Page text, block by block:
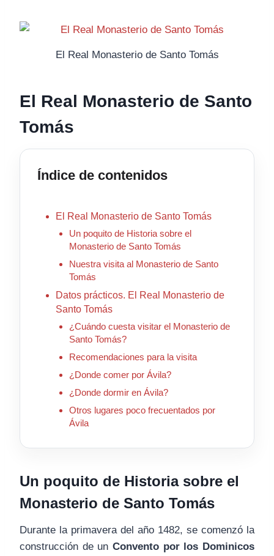
El Real Monasterio de Santo Tomás
El Real Monasterio de Santo
Tomás
Índice de contenidos
El Real Monasterio de Santo Tomás
Un poquito de Historia sobre el
Monasterio de Santo Tomás
Nuestra visita al Monasterio de Santo
Tomás
Datos prácticos. El Real Monasterio de
Santo Tomás
¿Cuándo cuesta visitar el Monasterio de
Santo Tomás?
Recomendaciones para la visita
¿Donde comer por Ávila?
¿Donde dormir en Ávila?
Otros lugares poco frecuentados por
Ávila
Un poquito de Historia sobre el
Monasterio de Santo Tomás
Durante la primavera del año 1482, se comenzó la
construcción de un Convento por los Dominicos